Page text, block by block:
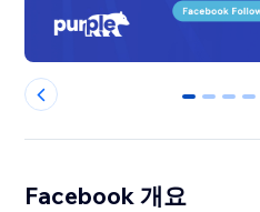
0 1 2 3
Facebook 개요